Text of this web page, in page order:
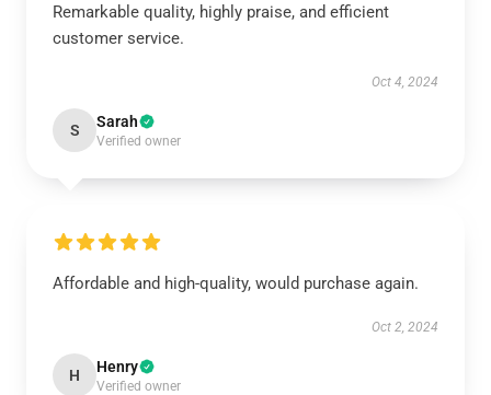
Remarkable quality, highly praise, and efficient
customer service.
Oct 4, 2024
S Sarah
Verified owner
Affordable and high-quality, would purchase again.
Oct 2, 2024
H Henry
Verified owner